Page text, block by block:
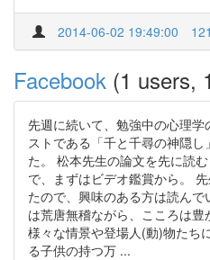
2014-06-02 19:49:00
Facebook (1 users,
先週に続いて、勉強中の心理
ストである「千と千尋の神隠
た。 松本先生の論文を先に読
で、まずはビデオ鑑賞から。
たので、興味のある方は読ん
は荒唐無稽ながら、こころは豊
様々な情景や登場人(動)物たち
る子供の持つ万 ...